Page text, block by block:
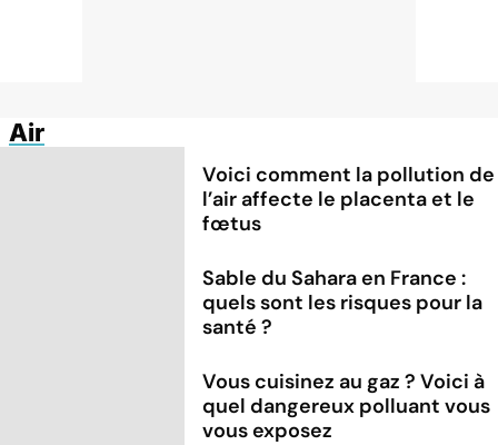
Air
Voici comment la pollution de
l’air affecte le placenta et le
fœtus
Sable du Sahara en France :
quels sont les risques pour la
santé ?
Vous cuisinez au gaz ? Voici à
quel dangereux polluant vous
vous exposez